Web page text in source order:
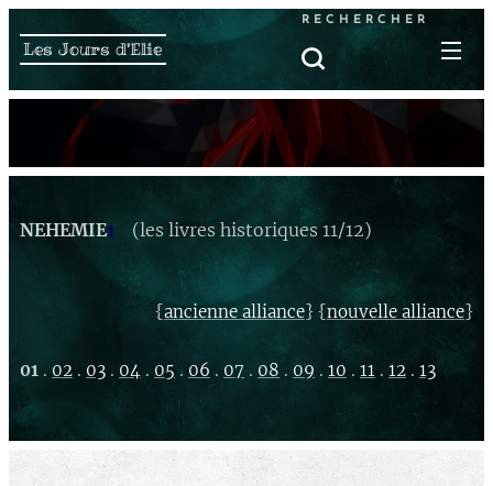
Les Jours d'Elie
RECHERCHER
NEHEMIE1 (les livres historiques 11/12)
{ancienne alliance} {nouvelle alliance}
01 . 02 . 03 . 04 . 05 . 06 . 07 . 08 . 09. 10 . 11 . 12 . 13